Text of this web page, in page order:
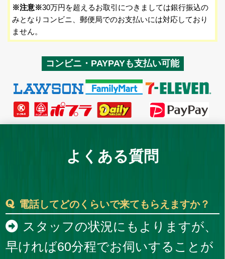
※注意※30万円を超えるお取引につきましては銀行振込の
みとなりコンビニ、郵便局でのお支払いには対応しており
ません。
コンビニ・PAYPAYも支払い可能
よくある質問
電話してどのくらいで来てもらえますか？
スタッフの状況にもよりますが、
早ければ60分程でお伺いすることが